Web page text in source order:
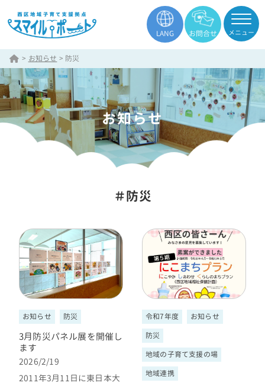
LANG お問合せ メニュー
> お知らせ > 防災
お知らせ
＃防災
お知らせ 防災
3月防災パネル展を開催し
ます
2026/2/19
2011年3月11日に東日本大
令和7年度
お知らせ
防災
地域の子育て支援の場
地域連携